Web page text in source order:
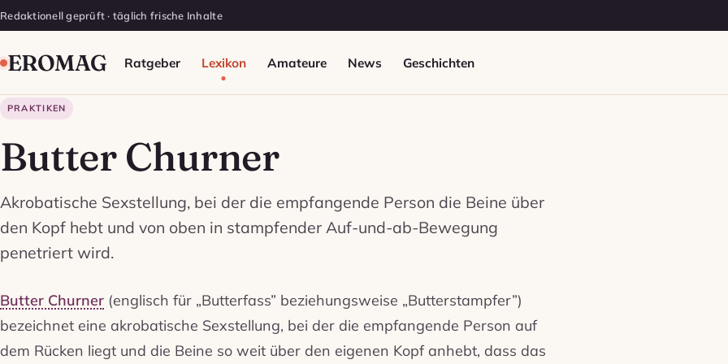
Redaktionell geprüft · täglich frische Inhalte
EROMAG Ratgeber Lexikon Amateure News Geschichten
PRAKTIKEN
Butter Churner
Akrobatische Sexstellung, bei der die empfangende Person die Beine über
den Kopf hebt und von oben in stampfender Auf-und-ab-Bewegung
penetriert wird.
Butter Churner (englisch für „Butterfass” beziehungsweise „Butterstampfer”)
bezeichnet eine akrobatische Sexstellung, bei der die empfangende Person auf
dem Rücken liegt und die Beine so weit über den eigenen Kopf anhebt, dass das